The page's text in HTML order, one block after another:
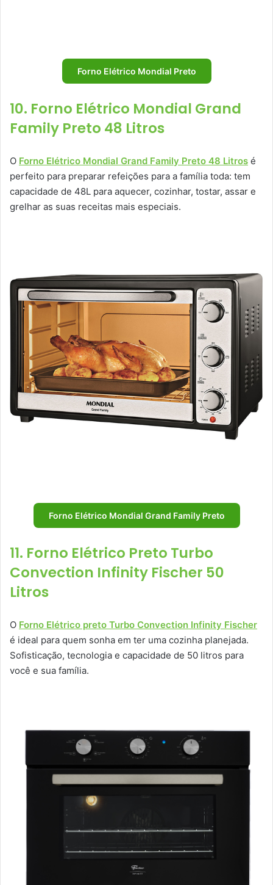
Forno Elétrico Mondial Preto
10. Forno Elétrico Mondial Grand
Family Preto 48 Litros
O Forno Elétrico Mondial Grand Family Preto 48 Litros é
perfeito para preparar refeições para a família toda: tem
capacidade de 48L para aquecer, cozinhar, tostar, assar e
grelhar as suas receitas mais especiais.
Forno Elétrico Mondial Grand Family Preto
11. Forno Elétrico Preto Turbo
Convection Infinity Fischer 50
Litros
O Forno Elétrico preto Turbo Convection Infinity Fischer
é ideal para quem sonha em ter uma cozinha planejada.
Sofisticação, tecnologia e capacidade de 50 litros para
você e sua família.